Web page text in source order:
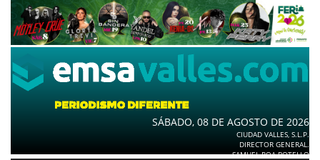
SÁBADO, 08 DE AGOSTO DE 2026
CIUDAD VALLES, S.L.P.
DIRECTOR GENERAL.
SAMUEL ROA BOTELLO